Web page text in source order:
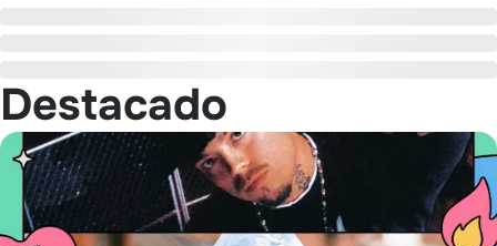
Destacado